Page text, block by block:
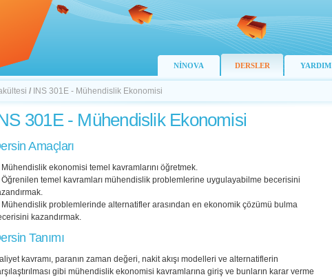
NİNOVA DERSLER YARDIM
/ INS 301E - Mühendislik Ekonomisi
301E - Mühendislik Ekonomisi
Amaçları
Mühendislik ekonomisi temel kavramlarını öğretmek.
Öğrenilen temel kavramları mühendislik problemlerine uygulayabilme becerisini
Mühendislik problemlerinde alternatifler arasından en ekonomik çözümü bulma
kazandırmak.
Tanımı
kavramı, paranın zaman değeri, nakit akışı modelleri ve alternatiflerin
gibi mühendislik ekonomisi kavramlarına giriş ve bunların karar verme